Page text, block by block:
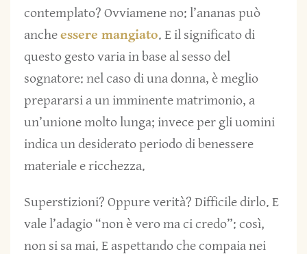
contemplato? Ovviamene no: l’ananas può
ancheessere mangiato. E il significato di
questo gesto varia in base al sesso del
sognatore: nel caso di una donna, è meglio
prepararsi a un imminente matrimonio, a
un’unione molto lunga; invece per gli uomini
indica un desiderato periodo di benessere
materiale e ricchezza.
Superstizioni? Oppure verità? Difficile dirlo. E
vale l’adagio “non è vero ma ci credo”: così,
non si sa mai. E aspettando che compaia nei